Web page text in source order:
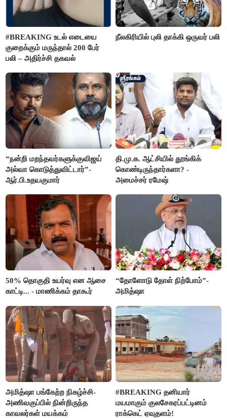
#BREAKING உடல் எடையை
குறைக்கும் மருந்தால் 200 பேர்
பலி – அதிர்ச்சி தகவல்
நீலகிரியில் புலி தாக்கி ஒருவர் பலி
“நன்றி மறந்தவர்களுக்குவிஜய்
அல்வா கொடுத்துவிட்டார்”-
ஆர்.பி.உதயகுமார்
தி.மு.க. ஆட்சியில் தூங்கிக்
கொண்டிருந்தார்களா? -
அமைச்சர் ரமேஷ்
50% தொகுதி உயர்வு என ஆசை
காட்டி... - மாணிக்கம் தாகூர்
“தோளோடு தோள் நிற்போம்”-
அமித்ஷா
அமித்ஷா பங்கேற்ற நிகழ்ச்சி-
அணிவகுப்பில் நின்றிருந்த
காவலர்கள் மயக்கம்
#BREAKING தனியார்
மயமாகும் குலசேகரப்பட்டினம்
ராக்கெட் ஏவுதளம்!